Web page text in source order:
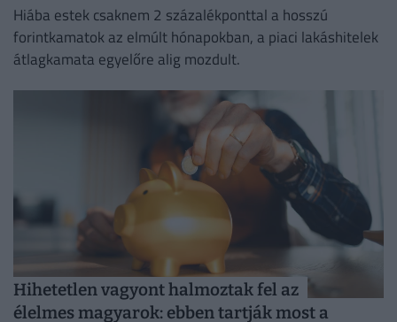
Hiába estek csaknem 2 százalékponttal a hosszú
forintkamatok az elmúlt hónapokban, a piaci lakáshitelek
átlagkamata egyelőre alig mozdult.
Hihetetlen vagyont halmoztak fel az
élelmes magyarok: ebben tartják most a